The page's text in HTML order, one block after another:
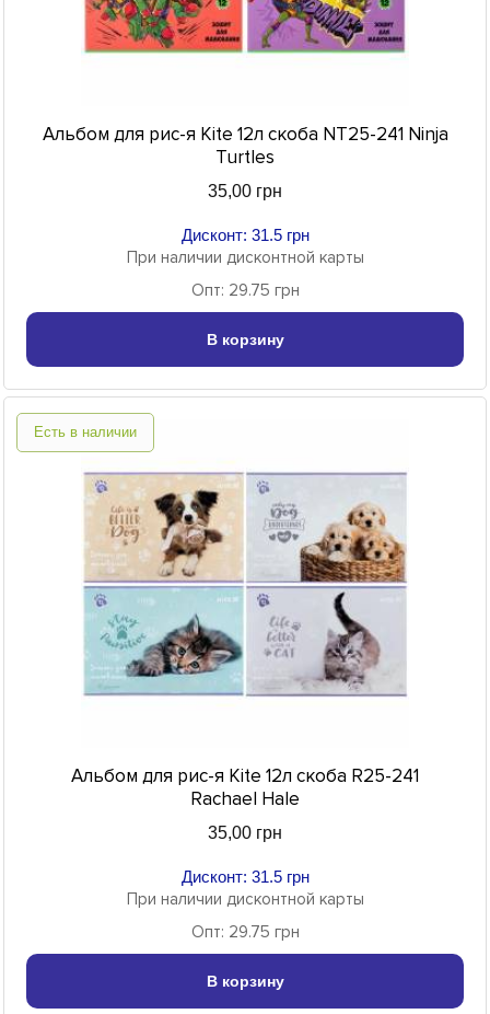
Альбом для рис-я Kite 12л скоба NT25-241 Ninja
Turtles
35,00 грн
Дисконт: 31.5 грн
При наличии дисконтной карты
Опт: 29.75 грн
В корзину
Есть в наличии
Альбом для рис-я Kite 12л скоба R25-241
Rachael Hale
35,00 грн
Дисконт: 31.5 грн
При наличии дисконтной карты
Опт: 29.75 грн
В корзину